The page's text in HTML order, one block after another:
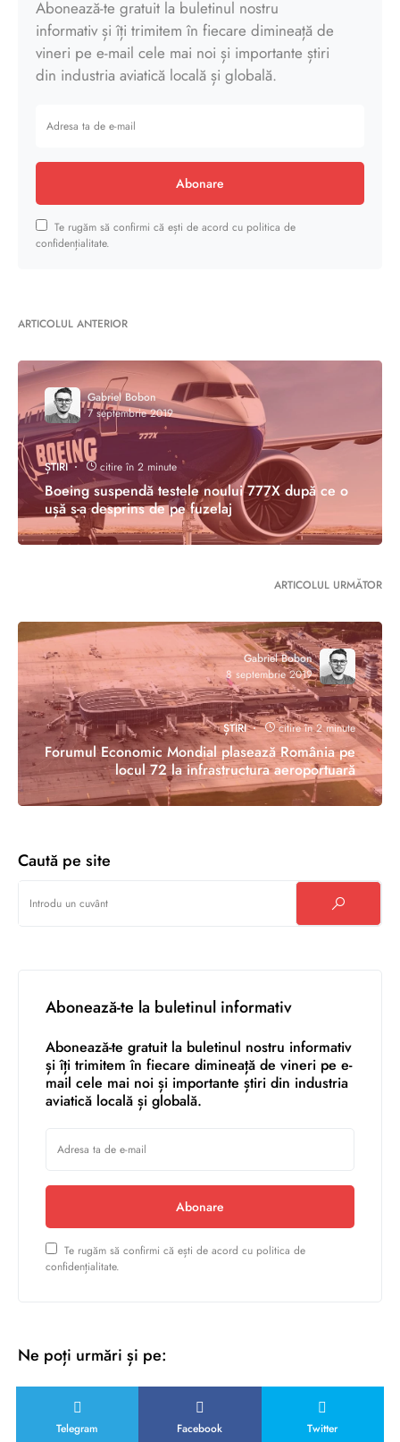
Abonează-te gratuit la buletinul nostru
informativ și îți trimitem în fiecare dimineață de
vineri pe e-mail cele mai noi și importante știri
din industria aviatică locală și globală.
Abonare
Te rugăm să confirmi că ești de acord cu politica de
confidențialitate.
ARTICOLUL ANTERIOR
Gabriel Bobon
7 septembrie 2019
ȘTIRI citire în 2 minute
Boeing suspendă testele noului 777X după ce o
ușă s-a desprins de pe fuzelaj
ARTICOLUL URMĂTOR
Gabriel Bobon
8 septembrie 2019
ȘTIRI citire în 2 minute
Forumul Economic Mondial plasează România pe
locul 72 la infrastructura aeroportuară
Caută pe site
Abonează-te la buletinul informativ
Abonează-te gratuit la buletinul nostru informativ
și îți trimitem în fiecare dimineață de vineri pe e-
mail cele mai noi și importante știri din industria
aviatică locală și globală.
Abonare
Te rugăm să confirmi că ești de acord cu politica de
confidențialitate.
Ne poți urmări și pe:
Telegram Facebook Twitter